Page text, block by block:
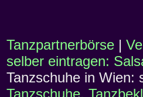
Tanzpartnerbörse |
selber eintragen:
Tanzschuhe in Wien: